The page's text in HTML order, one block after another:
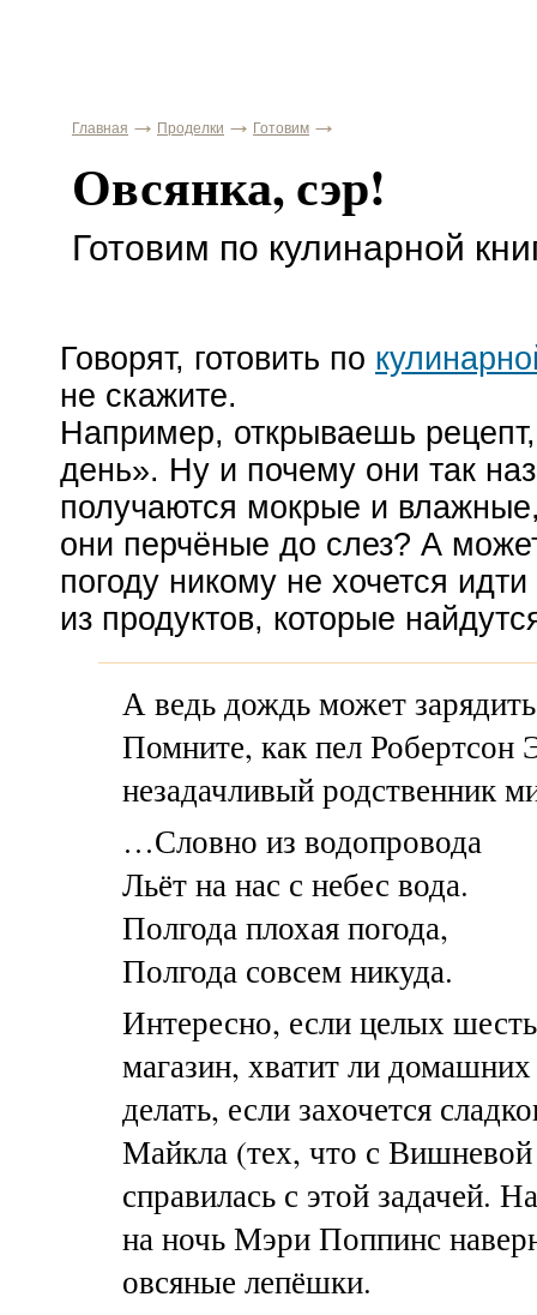
Главная Проделки Готовим
Овсянка, сэр!
Готовим по кулинарной
Говорят, готовить по
не скажите.
Например, открываешь
день». Ну и почему они так
получаются мокрые и
они перчёные до слез? А
погоду никому не хочется
из продуктов, которые
А ведь дождь может
Помните, как пел Робертсон
незадачливый родственник
…Словно из водопровода
Льёт на нас с небес вода.
Полгода плохая погода,
Полгода совсем никуда.
Интересно, если целых
магазин, хватит ли
делать, если захочется
Майкла (тех, что с
справилась с этой задачей.
на ночь Мэри Поппинс
овсяные лепёшки.